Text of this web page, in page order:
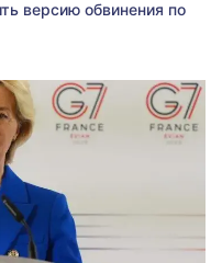
версию обвинения по